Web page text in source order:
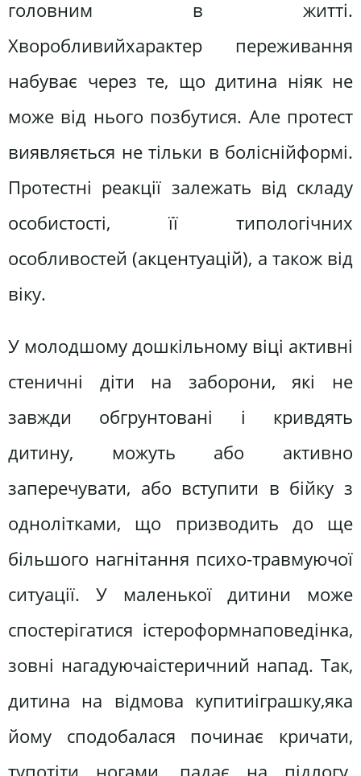
головним в житті.
Хворобливийхарактер переживання
набуває через те, що дитина ніяк не
може від нього позбутися. Але протест
виявляється не тільки в боліснійформі.
Протестні реакції залежать від складу
особистості, її типологічних
особливостей (акцентуацій), а також від
віку.
У молодшому дошкільному віці активні
стеничні діти на заборони, які не
завжди обгрунтовані і кривдять
дитину, можуть або активно
заперечувати, або вступити в бійку з
однолітками, що призводить до ще
більшого нагнітання психо-травмуючої
ситуації. У маленької дитини може
спостерігатися істероформнаповедінка,
зовні нагадуючаістеричний напад. Так,
дитина на відмова купитиіграшку,яка
йому сподобалася починає кричати,